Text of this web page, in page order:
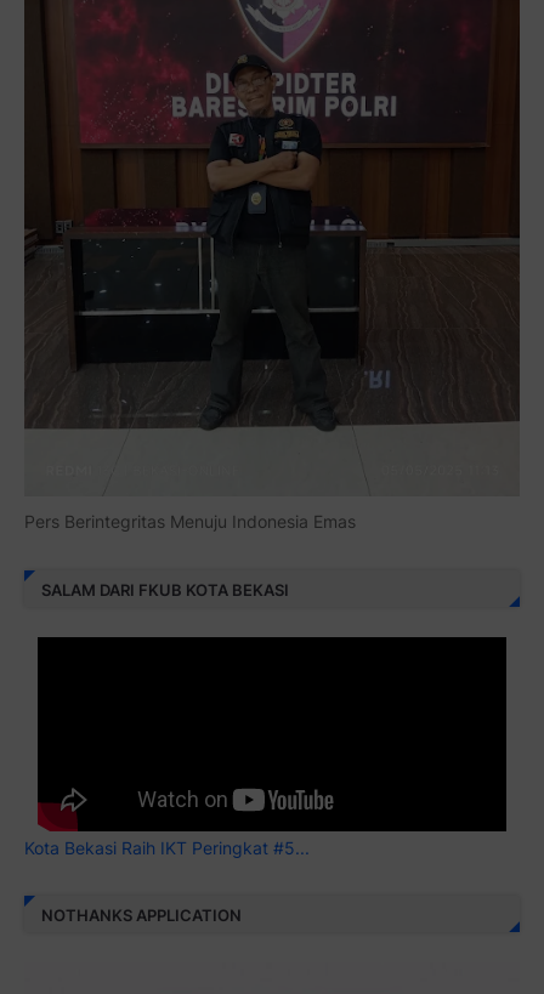
Pers Berintegritas Menuju Indonesia Emas
SALAM DARI FKUB KOTA BEKASI
Kota Bekasi Raih IKT Peringkat #5...
NOTHANKS APPLICATION